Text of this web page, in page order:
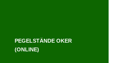
PEGELSTÄNDE OKER
(ONLINE)